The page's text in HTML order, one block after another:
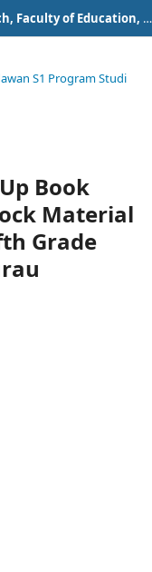
Abstract of Undergraduate Research, Faculty of Education, Bung Hatta University
S1 Program Studi
Book
Material
Grade